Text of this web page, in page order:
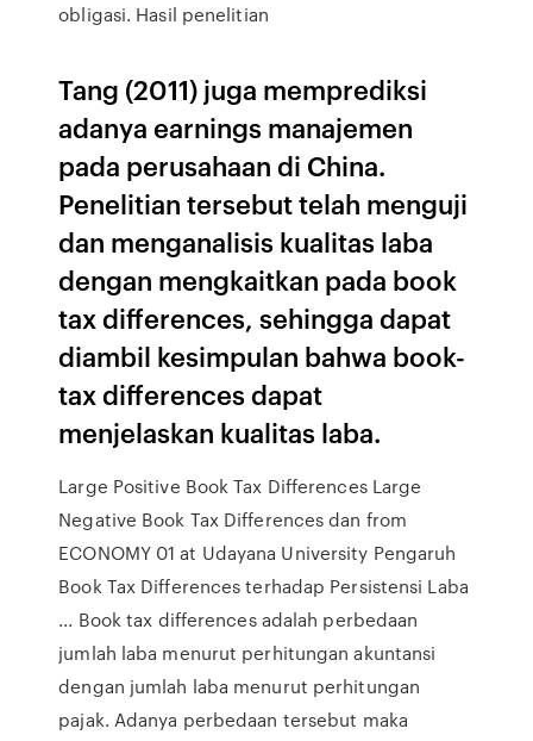
obligasi. Hasil penelitian
Tang (2011) juga memprediksi
adanya earnings manajemen
pada perusahaan di China.
Penelitian tersebut telah menguji
dan menganalisis kualitas laba
dengan mengkaitkan pada book
tax differences, sehingga dapat
diambil kesimpulan bahwa book-
tax differences dapat
menjelaskan kualitas laba.
Large Positive Book Tax Differences Large
Negative Book Tax Differences dan from
ECONOMY 01 at Udayana University Pengaruh
Book Tax Differences terhadap Persistensi Laba
... Book tax differences adalah perbedaan
jumlah laba menurut perhitungan akuntansi
dengan jumlah laba menurut perhitungan
pajak. Adanya perbedaan tersebut maka